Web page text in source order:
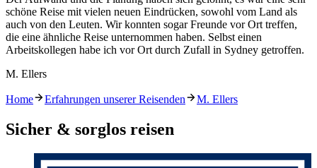
schöne Reise mit vielen neuen Eindrücken, sowohl vom Land als
auch von den Leuten. Wir konnten sogar Freunde vor Ort treffen,
die eine ähnliche Reise unternommen haben. Selbst einen
Arbeitskollegen habe ich vor Ort durch Zufall in Sydney getroffen.
M. Ellers
Home Erfahrungen unserer Reisenden M. Ellers
Sicher & sorglos reisen